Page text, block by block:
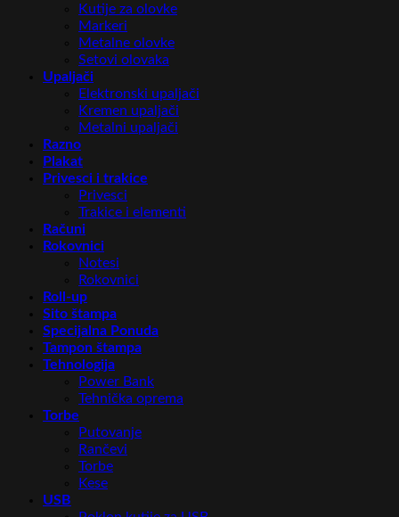
Kutije za olovke
Markeri
Metalne olovke
Setovi olovaka
Upaljači
Elektronski upaljači
Kremen upaljači
Metalni upaljači
Razno
Plakat
Privesci i trakice
Privesci
Trakice i elementi
Računi
Rokovnici
Notesi
Rokovnici
Roll-up
Sito štampa
Specijalna Ponuda
Tampon štampa
Tehnologija
Power Bank
Tehnička oprema
Torbe
Putovanje
Rančevi
Torbe
Kese
USB